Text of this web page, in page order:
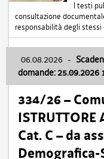
I testi
consultazione
responsabilità degli
06.08.2026 -
domande: 25.09.2026
334/26 –
Cat. C – da